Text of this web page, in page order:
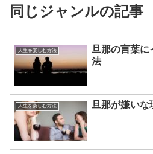
同じジャンルの記事
人生を楽しむ方法
旦那の言葉に
法
人生を楽しむ方法 旦那が嫌いな